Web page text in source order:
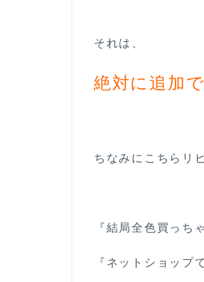
の上
地
かな
薄手な
それは、
絶対に追加
ちなみにこちらリ
『結局全色買っち
『ネットショップ